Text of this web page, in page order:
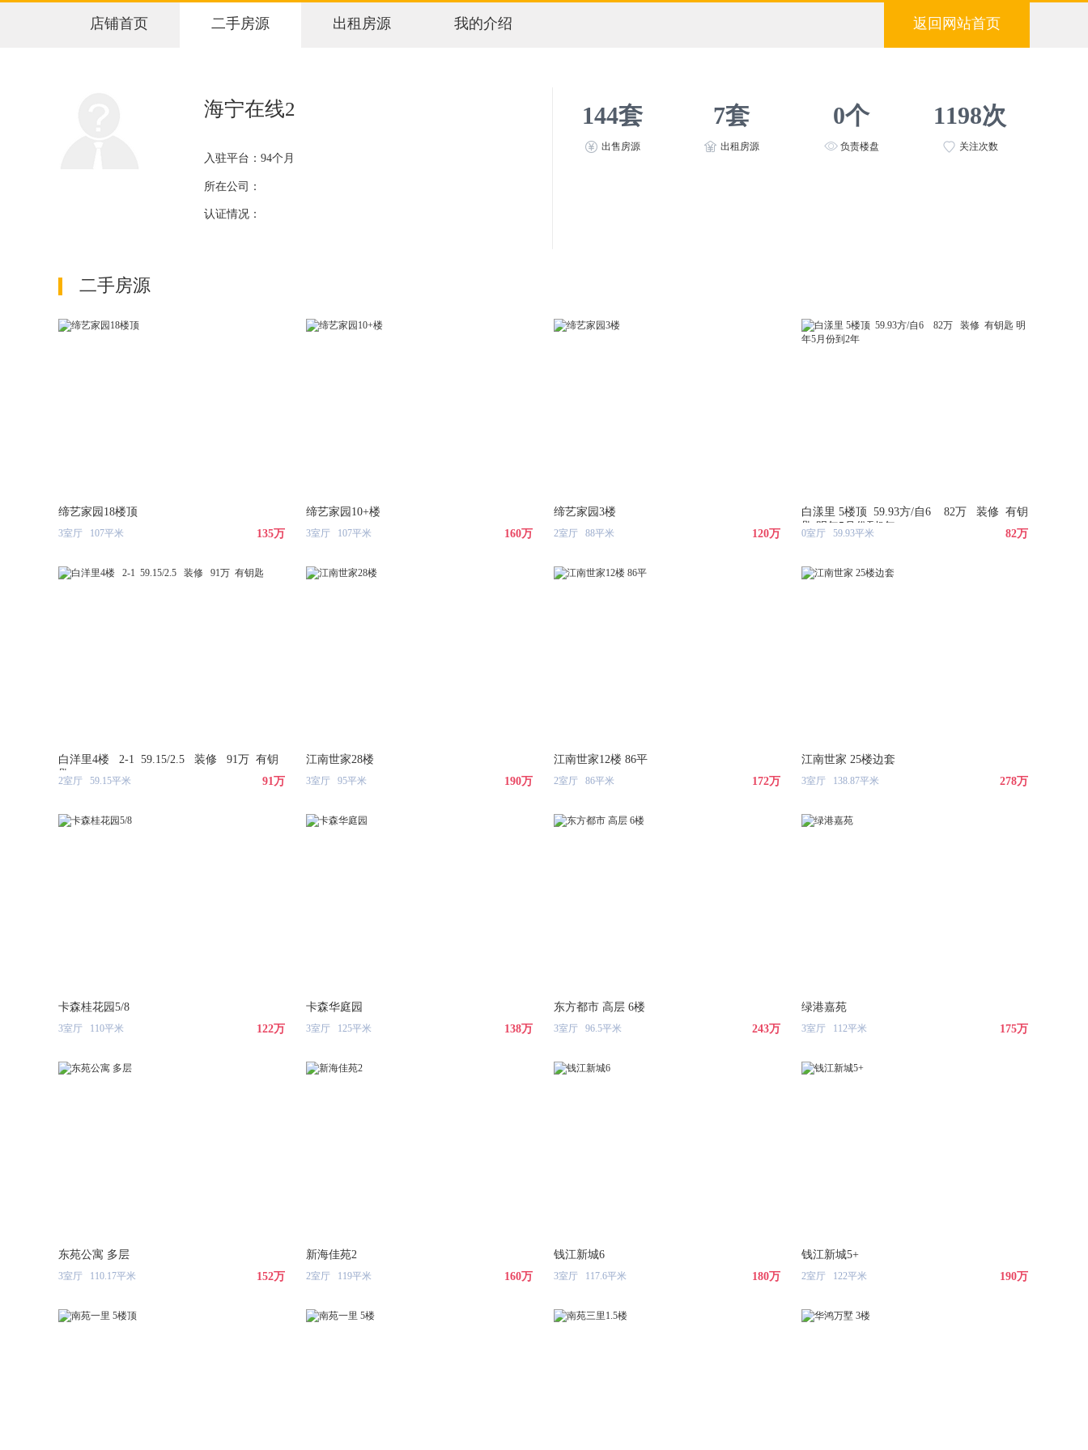
店铺首页 二手房源 出租房源 我的介绍 返回网站首页
海宁在线2
入驻平台：94个月
所在公司：
认证情况：
144套
出售房源
7套
出租房源
0个
负责楼盘
1198次
关注次数
二手房源
缔艺家园18楼顶
3室厅 107平米 135万
缔艺家园10+楼
3室厅 107平米 160万
缔艺家园3楼
2室厅 88平米 120万
白漾里 5楼顶 59.93方/自6 82万 装修 有钥
匙 明年5月份到2年
0室厅 59.93平米 82万
白洋里4楼 2-1 59.15/2.5 装修 91万 有钥
匙
2室厅 59.15平米 91万
江南世家28楼
3室厅 95平米 190万
江南世家12楼 86平
2室厅 86平米 172万
江南世家 25楼边套
3室厅 138.87平米 278万
卡森桂花园5/8
3室厅 110平米 122万
卡森华庭园
3室厅 125平米 138万
东方都市 高层 6楼
3室厅 96.5平米 243万
绿港嘉苑
3室厅 112平米 175万
东苑公寓 多层
3室厅 110.17平米 152万
新海佳苑2
2室厅 119平米 160万
钱江新城6
3室厅 117.6平米 180万
钱江新城5+
2室厅 122平米 190万